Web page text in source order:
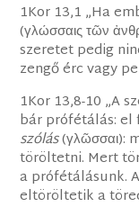
1Kor 13,1 „Ha
(γλώσσαις τῶν
szeretet pedig
zengő érc vagy
1Kor 13,8-10 „A
bár prófétálás:
szólás(γλῶσσαι):
töröltetni. Mert
a prófétálásunk.
eltöröltetik a